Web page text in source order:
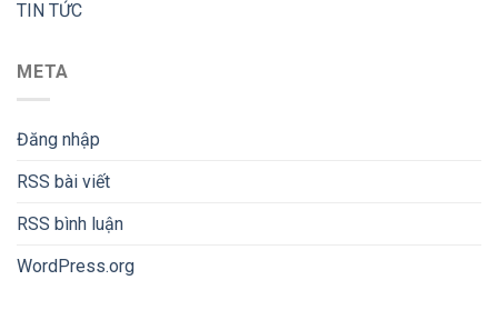
TIN TỨC
META
Đăng nhập
RSS bài viết
RSS bình luận
WordPress.org